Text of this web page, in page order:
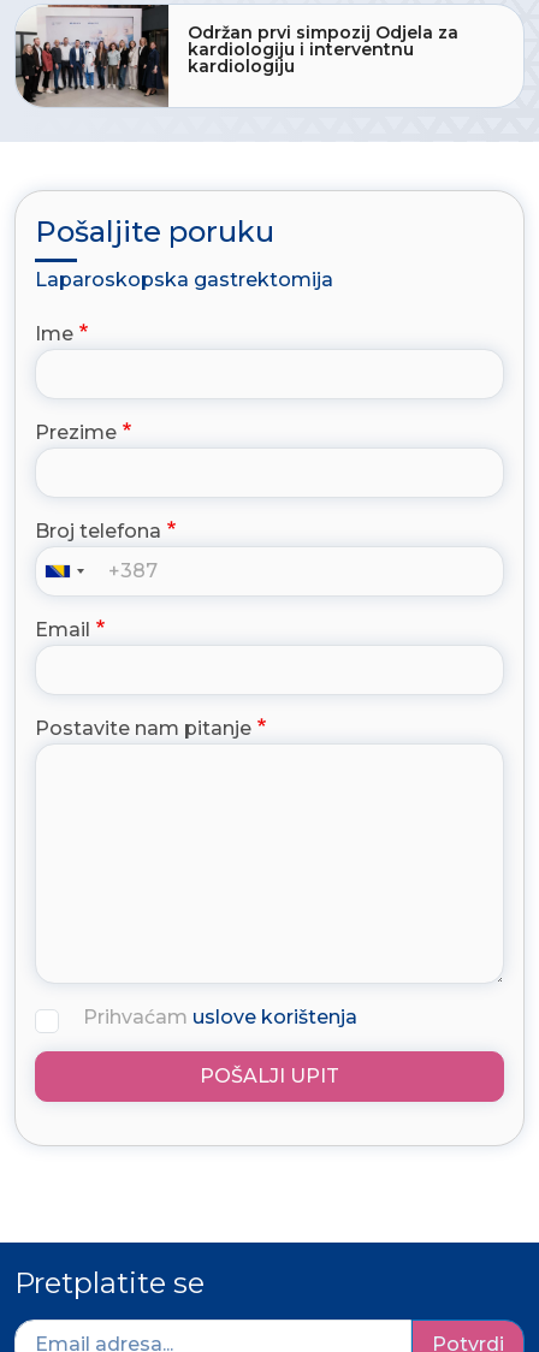
Održan prvi simpozij Odjela za
kardiologiju i interventnu
kardiologiju
Pošaljite poruku
Laparoskopska gastrektomija
Ime
Prezime
Broj telefona
Email
Postavite nam pitanje
Prihvaćam uslove korištenja
POŠALJI UPIT
Pretplatite se
Potvrdi